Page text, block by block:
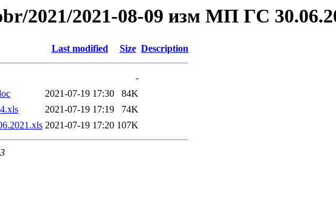
2021/2021-08-09 изм МП ГС
Last modified Size Description
-
2021-07-19 17:30
84K
2021-07-19 17:19
74K
2021-07-19 17:20 107K